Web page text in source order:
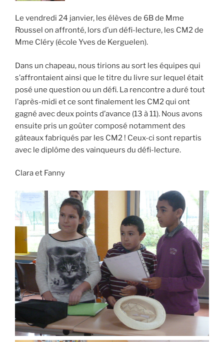
Le vendredi 24 janvier, les élèves de 6B de Mme
Roussel on affronté, lors d’un défi-lecture, les CM2 de
Mme Cléry (école Yves de Kerguelen).
Dans un chapeau, nous tirions au sort les équipes qui
s’affrontaient ainsi que le titre du livre sur lequel était
posé une question ou un défi. La rencontre a duré tout
l’après-midi et ce sont finalement les CM2 qui ont
gagné avec deux points d’avance (13 à 11). Nous avons
ensuite pris un goûter composé notamment des
gâteaux fabriqués par les CM2 ! Ceux-ci sont repartis
avec le diplôme des vainqueurs du défi-lecture.
Clara et Fanny